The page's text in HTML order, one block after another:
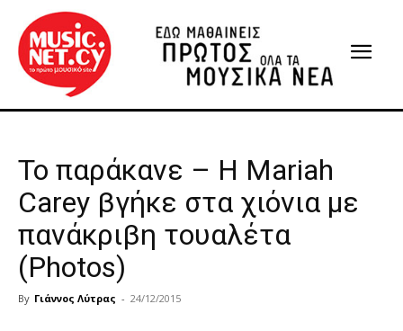
Το παράκανε – Η Mariah
Carey βγήκε στα χιόνια με
πανάκριβη τουαλέτα
(Photos)
By Γιάννος Λύτρας - 24/12/2015